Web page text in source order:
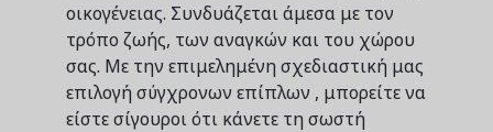
οικογένειας. Συνδυάζεται άμεσα με τον
τρόπο ζωής, των αναγκών και του χώρου
σας. Με την επιμελημένη σχεδιαστική μας
επιλογή σύγχρονων επίπλων , μπορείτε να
είστε σίγουροι ότι κάνετε τη σωστή